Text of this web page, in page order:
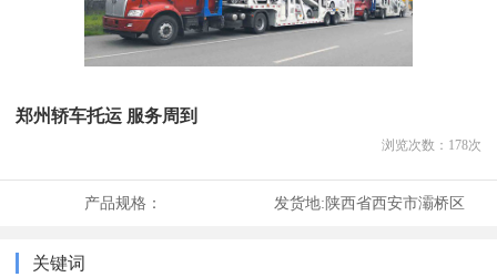
郑州轿车托运 服务周到
浏览次数： 178次
产品规格： 发货地:陕西省西安市灞桥区
关键词